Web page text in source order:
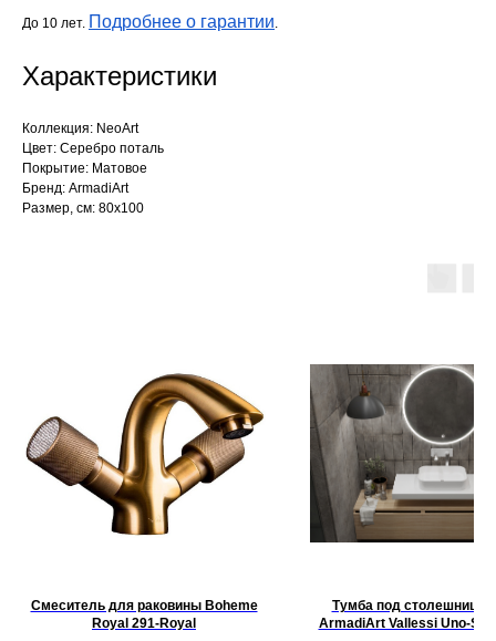
До 10 лет. Подробнее о гарантии.
Характеристики
Коллекция: NeoArt
Цвет: Серебро поталь
Покрытие: Матовое
Бренд: ArmadiArt
Размер, см: 80х100
Смеситель для раковины Boheme
Royal 291-Royal
Тумба под столешницу
ArmadiArt Vallessi Uno-S